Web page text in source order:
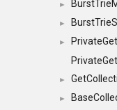
►
►
►
►
►